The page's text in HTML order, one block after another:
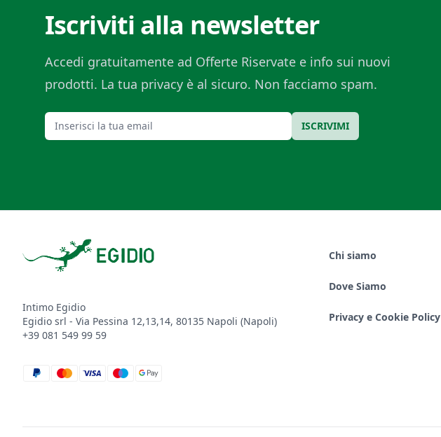
Iscriviti alla newsletter
Accedi gratuitamente ad Offerte Riservate e info sui nuovi
prodotti. La tua privacy è al sicuro. Non facciamo spam.
Email ISCRIVIMI
Intimo Egidio
Egidio srl - Via Pessina 12,13,14, 80135 Napoli (Napoli)
+39 081 549 99 59
paypal
mastercard
visa
maestro
google_pay
Chi siamo
Dove Siamo
Privacy e Cookie Policy